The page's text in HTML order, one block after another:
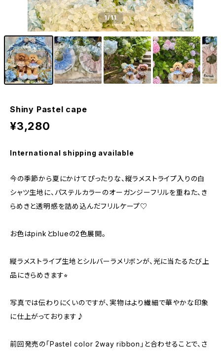
1/11
Shiny Pastel cape
¥3,280
International shipping available
今の季節から夏にかけてぴったりな、縦ラメストライプ入りの白
シャツ生地に、パステルカラーのオーガンジーフリルを重ねた、き
らめきと透明感を詰め込んだフリルケープ♡
お色はpinkとblueの2色展開。
縦ラメストライプ生地とシルバーラメリボンが、光に当たるたび上
品にきらめきます⭐︎
写真では伝わりにくいのですが、実物はより繊細で華やかな印象
に仕上がっております♪
前回発売の「Pastel color 2way ribbon」と合わせることで、さ